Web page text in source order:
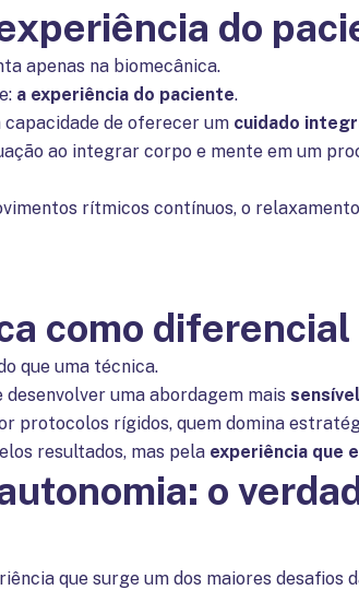
do
apenas na biomecânica.
a experiência do paciente.
de oferecer um cuidado
ao integrar corpo e mente em um
rítmicos contínuos, o
como diferencial
que uma técnica.
uma abordagem mais
protocolos rígidos, quem domina
resultados, mas pela experiência que
o
que surge um dos maiores desafios